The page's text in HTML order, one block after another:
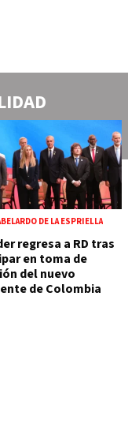
DE LA ESPRIELLA
regresa a RD tras
en toma de
del nuevo
de Colombia